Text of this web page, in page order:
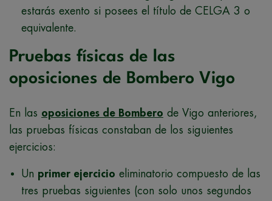
estarás exento si posees el título de CELGA 3 o
equivalente.
Pruebas físicas de las
oposiciones de Bombero Vigo
En las oposiciones de Bombero de Vigo anteriores,
las pruebas físicas constaban de los siguientes
ejercicios:
Un primer ejercicio eliminatorio compuesto de las
tres pruebas siguientes (con solo unos segundos